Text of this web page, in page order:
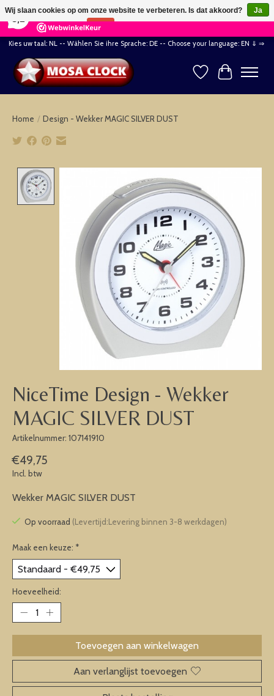
164 Reviews ×
Kies uw taal: NL -- Wählen Sie ihre Sprache: DE -- Choose your language: EN ⇓ ⇒
Verlanglijst
Home / Design - Wekker MAGIC SILVER DUST
NiceTime Design - Wekker
MAGIC SILVER DUST
Artikelnummer: 107141910
€49,75
Incl. btw
Wekker MAGIC SILVER DUST
Op voorraad (Levertijd:Levering binnen 3-8 werkdagen)
Maak een keuze: *
Hoeveelheid:
Toevoegen aan winkelwagen
Aan verlanglijst toevoegen
Wij slaan cookies op om onze website te verbeteren. Is dat akkoord?
Ja
Nee